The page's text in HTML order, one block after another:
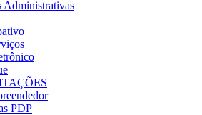
Administrativas
PDP